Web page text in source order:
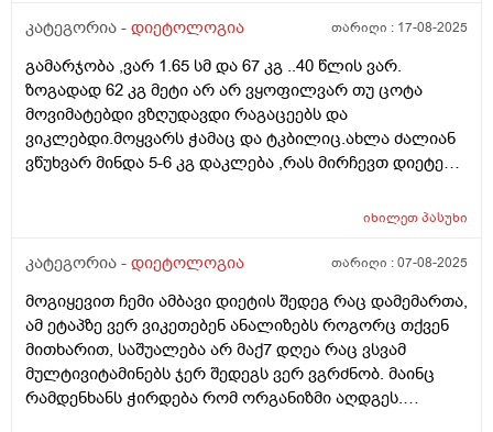
კუჭის ტკივილი. თუკი მშიერი ვარ კუჭი მტკივა და
მომისმენია მსგავსი რამ. მე ვიცი, რომ როცა შიათ -
თავბრუ ეხვევათ უბრალოდ და ენერგია არ აქვთ. ჩემს
შემთხვევაში ასეთი სიმპტომები რატომაა როცა არ
მიჭამია? ასევე, სხვანაირი ტკივილიც მაწუხებს - როცა
შევჭამ კუჭის ტკივილი და წვა აღარ თუმცა, მუცელზე
ხელის მიჭერით ტკივილი გამივლის ხოლმე როცა
ქრება ეს ტკივილი. კუჭში გასვლიდან რამოდინე
საათში ისევ მეწყება, გაბერილი მაქვს მუცელი და
ხელს რომ ვიჭერ - მტკივა. მეტი ინფორმაციისთვის
ჩემს რაციონსაც გეტყვით: 3 ცალ შემწვარ კვერცხს
ვჭამ ყველაზე ხშირად. ასევე, მოხარშული საქონლის
და შემწვარი ღორის ხორცი, ქათმისაც. მწვანილეულს
მივირთმევ საკმაოდ. თუმცა ღამღამობით საკმაოდ
კატეგორია - დიეტოლოგია თარიღი : 17-08-2025
გამარჯობა ,ვარ 1.65 სმ და 67 კგ ..40 წლის ვარ.
ზოგადად 62 კგ მეტი არ არ ვყოფილვარ თუ ცოტა
მოვიმატებდი ვზღუდავდი რაგაცეებს და
ვიკლებდი.მოყვარს ჭამაც და ტკბილიც.ახლა ძალიან
ვწუხვარ მინდა 5-6 კგ დაკლება ,რას მირჩევთ დიეტები
საღამოს,ტკბილი ცომი ამოვიღე.თუ არსებობს რაიმე
უსაფრთხოა და არაფერი უკუჩვენებით არ
ზოგადად წყალი.
იხილეთპასუხი
კატეგორია - დიეტოლოგია თარიღი :07-08-2025
მოგიყევით ჩემი ამბავი დიეტის შედეგ რაც დამემართა,
ამ ეტაპზე ვერ ვიკეთებენ ანალიზებს როგორც თქვენ
მითხარით, საშუალება არ მაქ7 დღეა რაც ვსვამ
მულტივიტამინებს ჯერ შედეგს ვერ ვგრძნობ. მაინც
რამდენხანს ჭირდება რომ ორგანიზმი აღდგეს.